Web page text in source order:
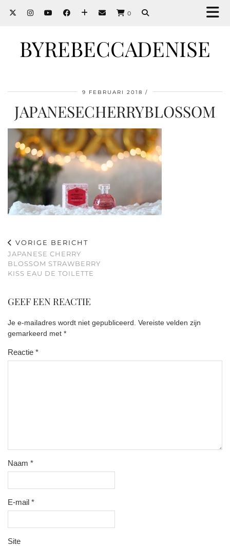
0
BYREBECCADENISE
9 FEBRUARI 2018
JAPANESECHERRYBLOSSOM
VORIGE BERICHT
JAPANESE CHERRY
BLOSSOM STRAWBERRY
KISS EAU DE TOILETTE
GEEF EEN REACTIE
Je e-mailadres wordt niet gepubliceerd. Vereiste velden zijn
gemarkeerd met *
Reactie *
Naam *
E-mail *
Site